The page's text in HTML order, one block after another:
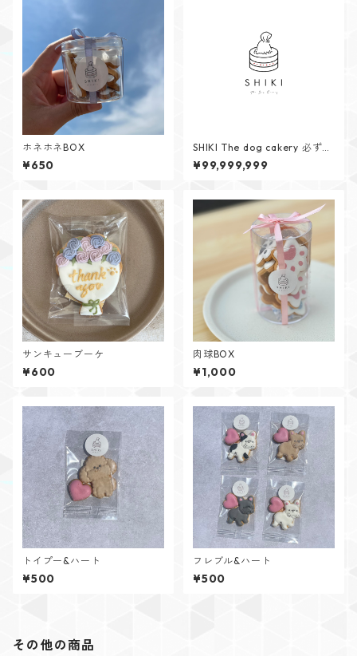
ホネホネBOX
¥650
SHIKI The dog cakery 必ずご
確認ください⚠️
¥99,999,999
サンキューブーケ
¥600
肉球BOX
¥1,000
トイプー&ハート
¥500
フレブル&ハート
¥500
その他の商品